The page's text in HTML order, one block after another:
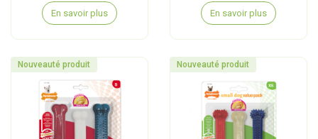
En savoir plus En savoir plus
Nouveauté produit Nouveauté produit